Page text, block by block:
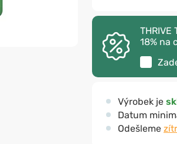
18% na
Výrobek je
Datum
Odešleme